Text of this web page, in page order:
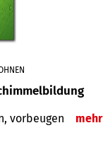
vorbeugen mehr